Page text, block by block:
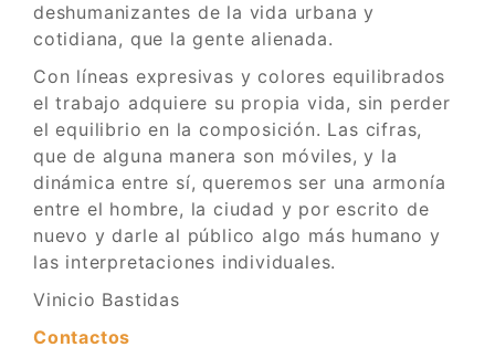
deshumanizantes de la vida urbana y
cotidiana, que la gente alienada.
Con líneas expresivas y colores equilibrados
el trabajo adquiere su propia vida, sin perder
el equilibrio en la composición. Las cifras,
que de alguna manera son móviles, y la
dinámica entre sí, queremos ser una armonía
entre el hombre, la ciudad y por escrito de
nuevo y darle al público algo más humano y
las interpretaciones individuales.
Vinicio Bastidas
Contactos